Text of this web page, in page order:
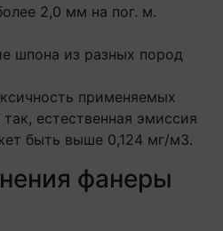
2,0 мм на пог. м.
шпона из разных пород
применяемых
естественная эмиссия
быть выше 0,124 мг/м3.
фанеры